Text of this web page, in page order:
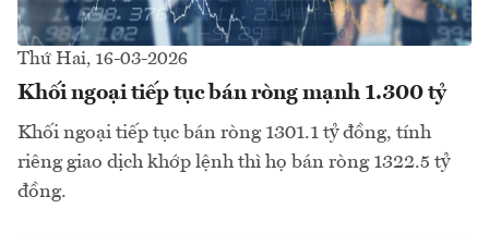
Thứ Hai, 16-03-2026
Khối ngoại tiếp tục bán ròng mạnh 1.300 tỷ
Khối ngoại tiếp tục bán ròng 1301.1 tỷ đồng, tính
riêng giao dịch khớp lệnh thì họ bán ròng 1322.5 tỷ
đồng.